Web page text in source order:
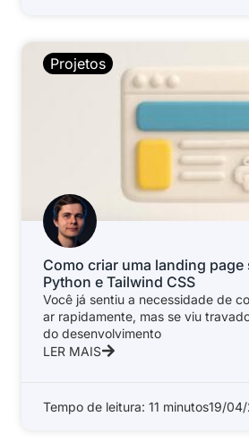
Projetos
Como criar uma landing page
Python e Tailwind CSS
Você já sentiu a necessidade de
ar rapidamente, mas se viu
do desenvolvimento
LER MAIS
Tempo de leitura: 11 minutos19/